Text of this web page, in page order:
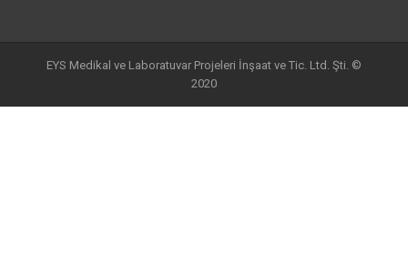
EYS Medikal ve Laboratuvar Projeleri İnşaat ve Tic. Ltd. Şti. ©
2020